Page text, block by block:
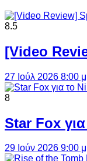
8.5
[Video
27 Ιούλ 2026 8:00
8
Star Fox
29 Ιούν 2026 9:00